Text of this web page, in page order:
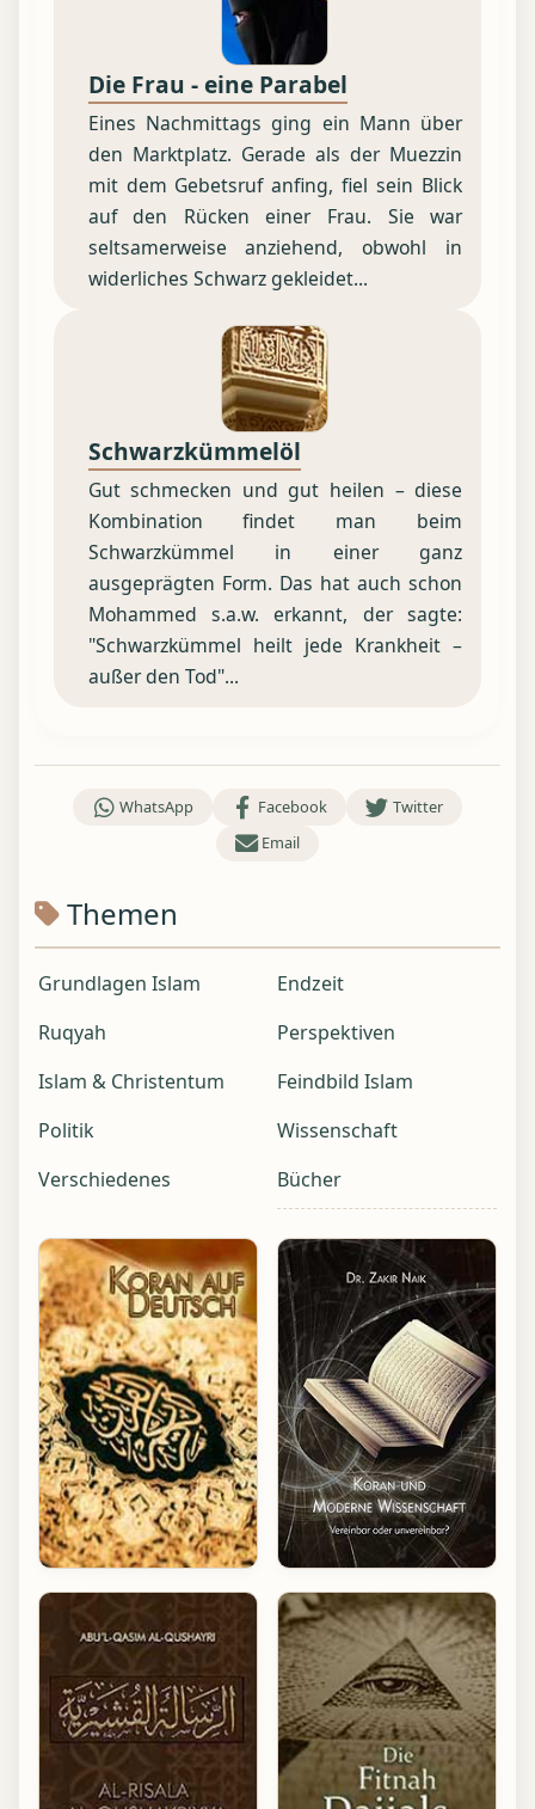
Die Frau - eine Parabel
Eines Nachmittags ging ein Mann über
den Marktplatz. Gerade als der Muezzin
mit dem Gebetsruf anfing, fiel sein Blick
auf den Rücken einer Frau. Sie war
seltsamerweise anziehend, obwohl in
widerliches Schwarz gekleidet...
Schwarzkümmelöl
Gut schmecken und gut heilen – diese
Kombination findet man beim
Schwarzkümmel in einer ganz
ausgeprägten Form. Das hat auch schon
Mohammed s.a.w. erkannt, der sagte:
"Schwarzkümmel heilt jede Krankheit –
außer den Tod"...
WhatsApp Facebook
Twitter
Email
Themen
Grundlagen Islam
Endzeit
Ruqyah
Perspektiven
Islam & Christentum
Feindbild Islam
Politik
Wissenschaft
Verschiedenes
Bücher